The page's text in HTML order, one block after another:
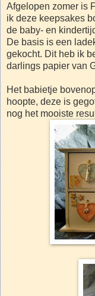
Afgelopen zomer is
ik deze keepsakes
de baby- en
De basis is een
gekocht. Dit heb ik
darlings papier van
Het babietje
hoopte, deze is
nog het mooiste